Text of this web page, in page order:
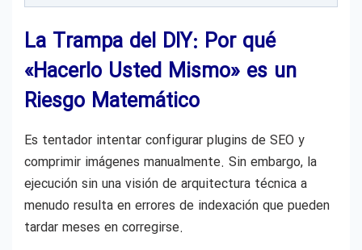
La Trampa del DIY: Por qué
«Hacerlo Usted Mismo» es un
Riesgo Matemático
Es tentador intentar configurar plugins de SEO y
comprimir imágenes manualmente. Sin embargo, la
ejecución sin una visión de arquitectura técnica a
menudo resulta en errores de indexación que pueden
tardar meses en corregirse.